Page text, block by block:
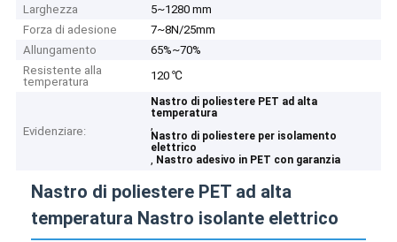
Larghezza
5~1280 mm
Forza di adesione
7~8N/25mm
Allungamento
65%~70%
Resistente alla
temperatura
120 ℃
Evidenziare:
Nastro di poliestere PET ad alta
temperatura
,
Nastro di poliestere per isolamento
elettrico
, Nastro adesivo in PET con garanzia
Nastro di poliestere PET ad alta
temperatura Nastro isolante elettrico